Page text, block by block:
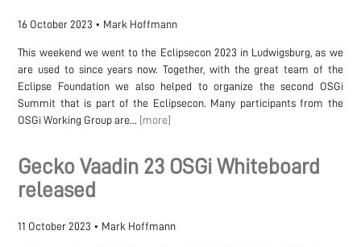
16 October 2023 • Mark Hoffmann
This weekend we went to the Eclipsecon 2023 in Ludwigsburg, as we
are used to since years now. Together, with the great team of the
Eclipse Foundation we also helped to organize the second OSGi
Summit that is part of the Eclipsecon. Many participants from the
OSGi Working Group are... [more]
Gecko Vaadin 23 OSGi Whiteboard
released
11 October 2023 • Mark Hoffmann